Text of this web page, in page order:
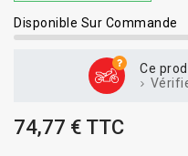
Disponible Sur Commande
Ce
74,77 € TTC